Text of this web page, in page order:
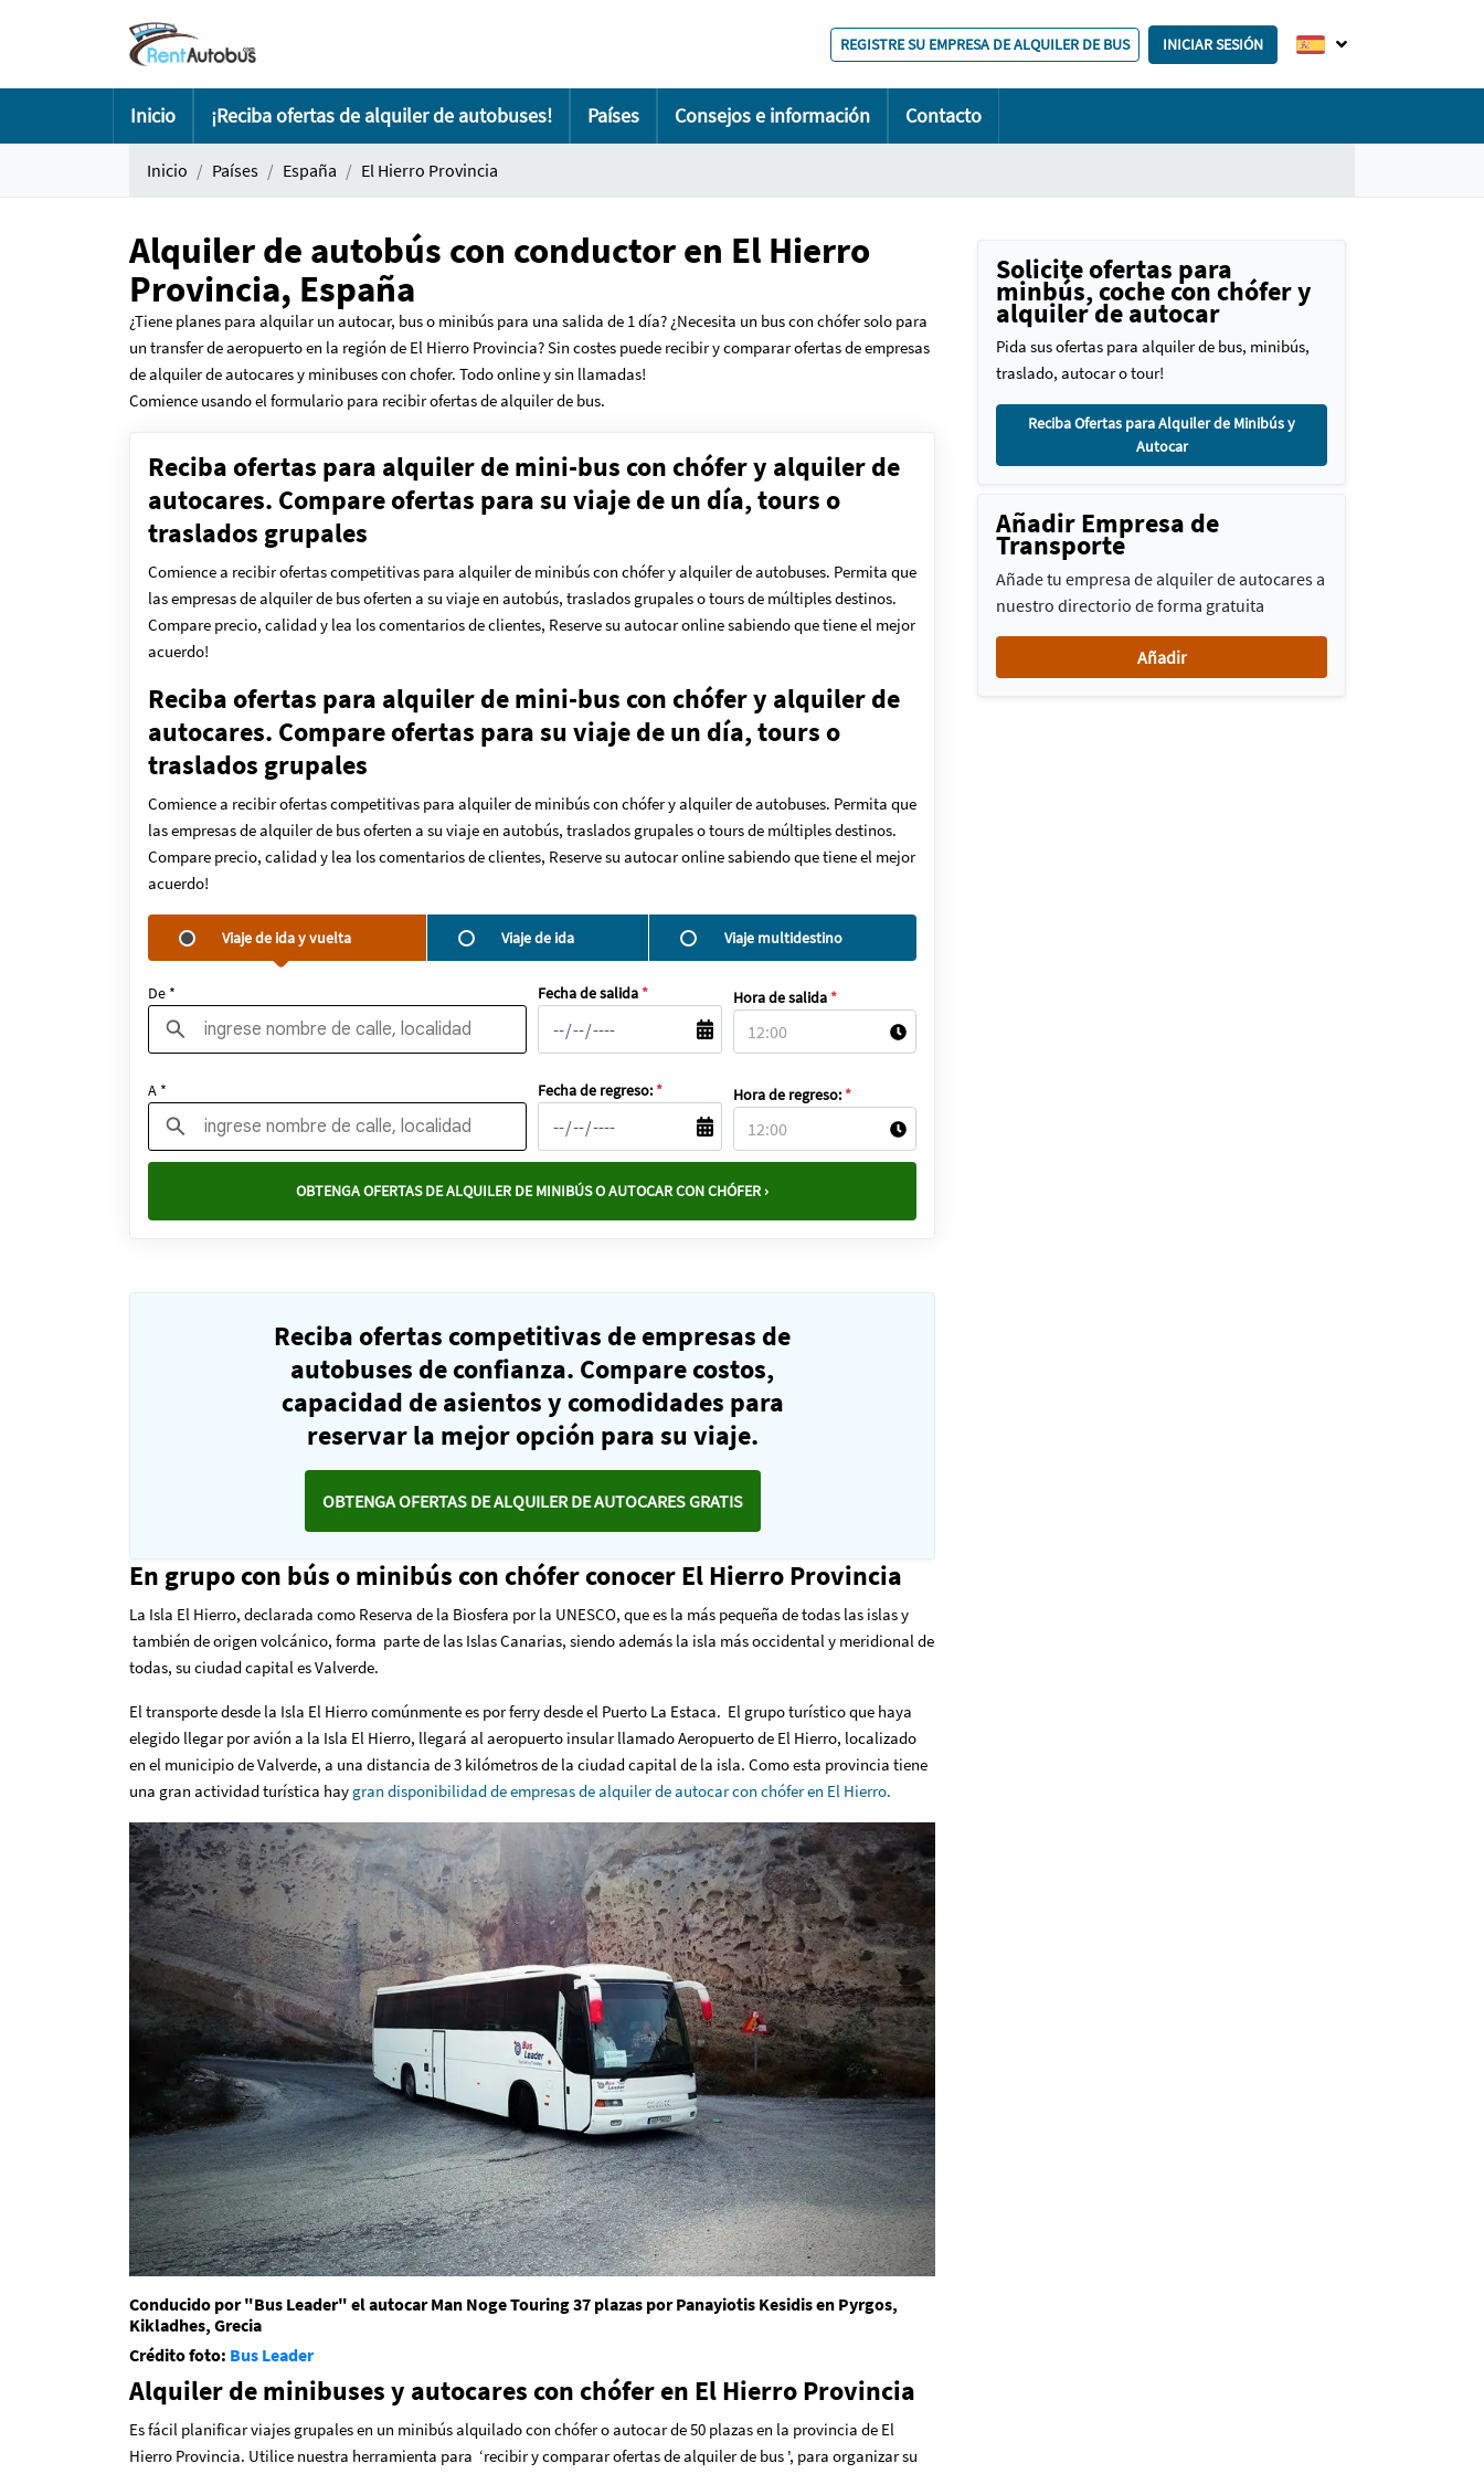
REGISTRE SU EMPRESA DE ALQUILER DE BUS INICIAR SESIÓN
Inicio ¡Reciba ofertas de alquiler de autobuses! Países Consejos e información Contacto
Inicio Países España El Hierro Provincia
Alquiler de autobús con conductor en El Hierro
Provincia, España
¿Tiene planes para alquilar un autocar, bus o minibús para una salida de 1 día? ¿Necesita un bus con chófer solo para
un transfer de aeropuerto en la región de El Hierro Provincia? Sin costes puede recibir y comparar ofertas de empresas
de alquiler de autocares y minibuses con chofer. Todo online y sin llamadas!
Comience usando el formulario para recibir ofertas de alquiler de bus.
Reciba ofertas para alquiler de mini-bus con chófer y alquiler de
autocares. Compare ofertas para su viaje de un día, tours o
traslados grupales
Comience a recibir ofertas competitivas para alquiler de minibús con chófer y alquiler de autobuses. Permita que
las empresas de alquiler de bus oferten a su viaje en autobús, traslados grupales o tours de múltiples destinos.
Compare precio, calidad y lea los comentarios de clientes, Reserve su autocar online sabiendo que tiene el mejor
acuerdo!
Reciba ofertas para alquiler de mini-bus con chófer y alquiler de
autocares. Compare ofertas para su viaje de un día, tours o
traslados grupales
Comience a recibir ofertas competitivas para alquiler de minibús con chófer y alquiler de autobuses. Permita que
las empresas de alquiler de bus oferten a su viaje en autobús, traslados grupales o tours de múltiples destinos.
Compare precio, calidad y lea los comentarios de clientes, Reserve su autocar online sabiendo que tiene el mejor
acuerdo!
Viaje de ida y vuelta Viaje de ida Viaje multidestino
De * Fecha de salida * Hora de salida *
A * Fecha de regreso: * Hora de regreso: *
OBTENGA OFERTAS DE ALQUILER DE MINIBÚS O AUTOCAR CON CHÓFER ›
Reciba ofertas competitivas de empresas de
autobuses de confianza. Compare costos,
capacidad de asientos y comodidades para
reservar la mejor opción para su viaje.
OBTENGA OFERTAS DE ALQUILER DE AUTOCARES GRATIS
En grupo con bús o minibús con chófer conocer El Hierro Provincia
La Isla El Hierro, declarada como Reserva de la Biosfera por la UNESCO, que es la más pequeña de todas las islas y
también de origen volcánico, forma parte de las Islas Canarias, siendo además la isla más occidental y meridional de
todas, su ciudad capital es Valverde.
El transporte desde la Isla El Hierro comúnmente es por ferry desde el Puerto La Estaca. El grupo turístico que haya
elegido llegar por avión a la Isla El Hierro, llegará al aeropuerto insular llamado Aeropuerto de El Hierro, localizado
en el municipio de Valverde, a una distancia de 3 kilómetros de la ciudad capital de la isla. Como esta provincia tiene
una gran actividad turística hay gran disponibilidad de empresas de alquiler de autocar con chófer en El Hierro.
Conducido por "Bus Leader" el autocar Man Noge Touring 37 plazas por Panayiotis Kesidis en Pyrgos,
Kikladhes, Grecia
Crédito foto: Bus Leader
Alquiler de minibuses y autocares con chófer en El Hierro Provincia
Es fácil planificar viajes grupales en un minibús alquilado con chófer o autocar de 50 plazas en la provincia de El
Hierro Provincia. Utilice nuestra herramienta para ‘recibir y comparar ofertas de alquiler de bus ', para organizar su
Solicite ofertas para
minbús, coche con chófer y
alquiler de autocar
Pida sus ofertas para alquiler de bus, minibús,
traslado, autocar o tour!
Reciba Ofertas para Alquiler de Minibús y
Autocar
Añadir Empresa de
Transporte
Añade tu empresa de alquiler de autocares a
nuestro directorio de forma gratuita
Añadir